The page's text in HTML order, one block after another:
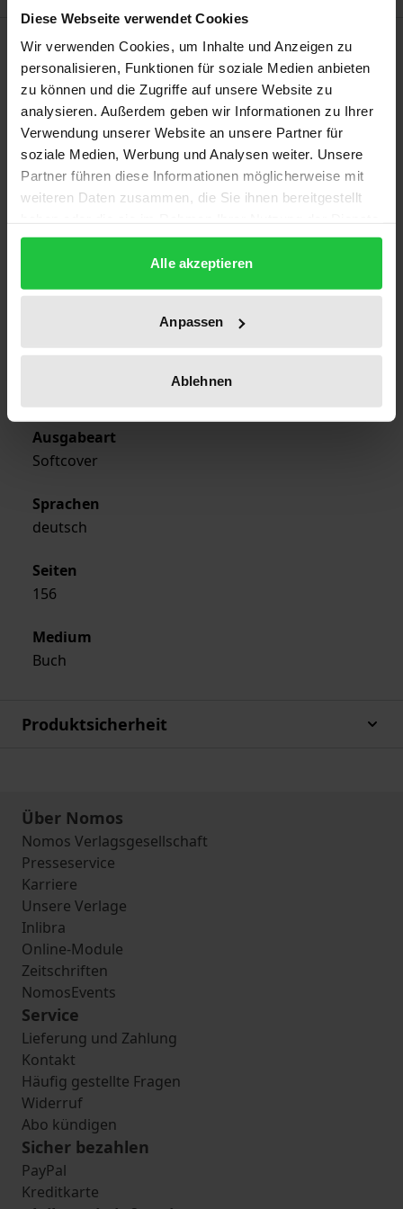
Diese Webseite verwendet Cookies
Wir verwenden Cookies, um Inhalte und Anzeigen zu
personalisieren, Funktionen für soziale Medien anbieten
zu können und die Zugriffe auf unsere Website zu
analysieren. Außerdem geben wir Informationen zu Ihrer
Verwendung unserer Website an unsere Partner für
soziale Medien, Werbung und Analysen weiter. Unsere
Partner führen diese Informationen möglicherweise mit
weiteren Daten zusammen, die Sie ihnen bereitgestellt
gesammelt haben.
Alle akzeptieren
Anpassen
Ablehnen
Bibliografische Angaben
Auflage
1
ISBN
978-3-7890-1863-3
Erscheinungsdatum
Ausgabeart
Softcover
Sprachen
deutsch
Seiten
156
Medium
Buch
Produktsicherheit
Über Nomos
Nomos Verlagsgesellschaft
Presseservice
Karriere
Unsere Verlage
Inlibra
Online-Module
Zeitschriften
NomosEvents
Service
Lieferung und Zahlung
Kontakt
Häufig gestellte Fragen
Widerruf
Abo kündigen
Sicher bezahlen
PayPal
Kreditkarte